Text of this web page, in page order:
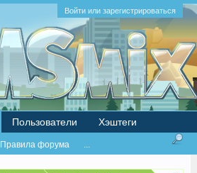
Войти или зарегистрироваться
Правила форума ...
Пользователи Хэштеги